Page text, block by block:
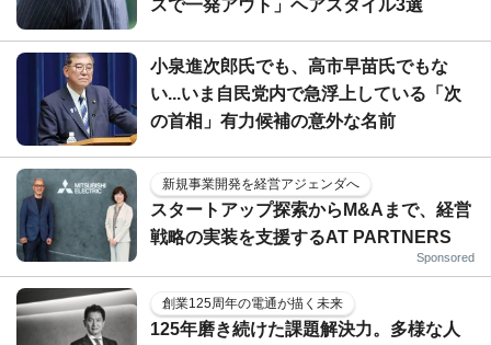
スで一発アウト」ヘアスタイル3選
小泉進次郎氏でも、高市早苗氏でもな
い...いま自民党内で急浮上している「次
の首相」有力候補の意外な名前
新規事業開発を経営アジェンダへ
スタートアップ探索からM&Aまで、経営
戦略の実装を支援するAT PARTNERS
Sponsored
創業125周年の電通が描く未来
125年磨き続けた課題解決力。多様な人